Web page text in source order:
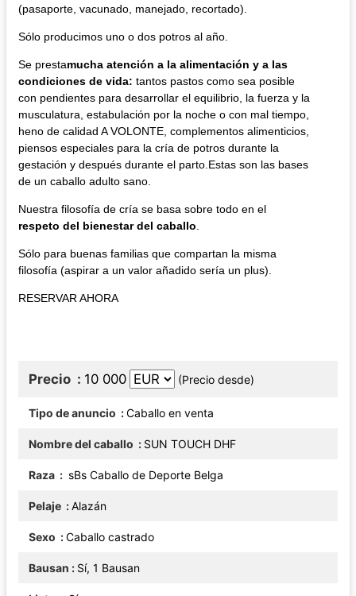
(pasaporte, vacunado, manejado, recortado).
Sólo producimos uno o dos potros al año.
Se prestamucha atención a la alimentación y a las
condiciones de vida: tantos pastos como sea posible
con pendientes para desarrollar el equilibrio, la fuerza y la
musculatura, estabulación por la noche o con mal tiempo,
heno de calidad A VOLONTE, complementos alimenticios,
piensos especiales para la cría de potros durante la
gestación y después durante el parto.Estas son las bases
de un caballo adulto sano.
Nuestra filosofía de cría se basa sobre todo en el
respeto del bienestar del caballo
Sólo para buenas familias que compartan la misma
filosofía (aspirar a un valor añadido sería un plus).
RESERVAR AHORA
Precio 10 000 (Precio desde)
Tipo de anuncio Caballo en venta
Nombre del caballo SUN TOUCH DHF
Raza sBs Caballo de Deporte Belga
Pelaje Alazán
Sexo Caballo castrado
Bausan Sí, 1 Bausan